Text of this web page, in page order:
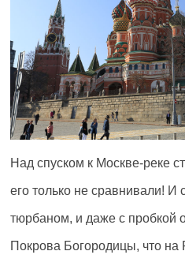
Над спуском к Москве-реке
его только не сравнивали! И
тюрбаном, и даже с пробкой
Покрова Богородицы, что на